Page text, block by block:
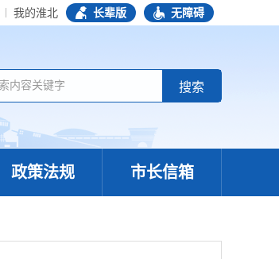
我的淮北 长辈版 无障碍
政策法规 市长信箱